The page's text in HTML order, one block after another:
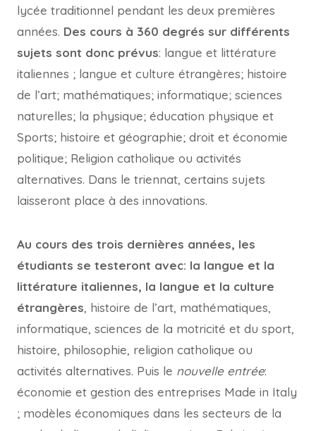
lycée traditionnel pendant les deux premières
années. Des cours à 360 degrés sur différents
sujets sont donc prévus: langue et littérature
italiennes ; langue et culture étrangères; histoire
de l’art; mathématiques; informatique; sciences
naturelles; la physique; éducation physique et
Sports; histoire et géographie; droit et économie
politique; Religion catholique ou activités
alternatives. Dans le triennat, certains sujets
laisseront place à des innovations.
Au cours des trois dernières années, les
étudiants se testeront avec: la langue et la
littérature italiennes, la langue et la culture
étrangères, histoire de l’art, mathématiques,
informatique, sciences de la motricité et du sport,
histoire, philosophie, religion catholique ou
activités alternatives. Puis le nouvelle entrée:
économie et gestion des entreprises Made in Italy
; modèles économiques dans les secteurs de la